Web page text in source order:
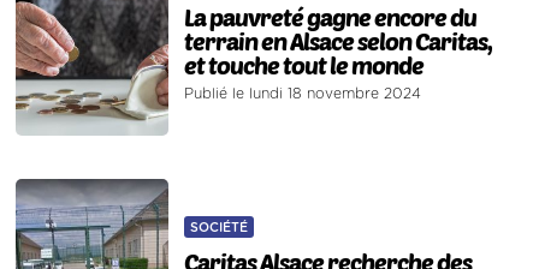
La pauvreté gagne encore du
terrain en Alsace selon Caritas,
et touche tout le monde
Publié le lundi 18 novembre 2024
SOCIÉTÉ
Caritas Alsace recherche des